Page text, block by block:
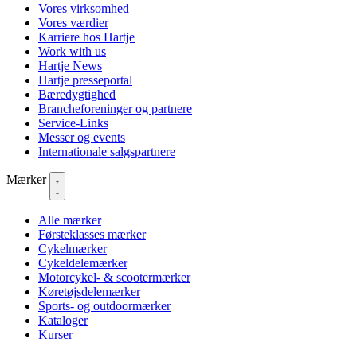
Vores virksomhed
Vores værdier
Karriere hos Hartje
Work with us
Hartje News
Hartje presseportal
Bæredygtighed
Brancheforeninger og partnere
Service-Links
Messer og events
Internationale salgspartnere
Mærker
Alle mærker
Førsteklasses mærker
Cykelmærker
Cykeldelemærker
Motorcykel- & scootermærker
Køretøjsdelemærker
Sports- og outdoormærker
Kataloger
Kurser